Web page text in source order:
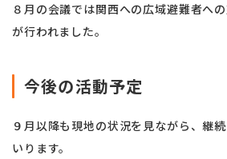
８月の会議では関西への広域避難者へ
が行われました。
今後の活動予定
９月以降も現地の状況を見ながら、継
いります。